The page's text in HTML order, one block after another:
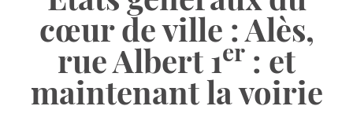
cœur de ville : Alès,
rue Albert 1er : et
maintenant la voirie